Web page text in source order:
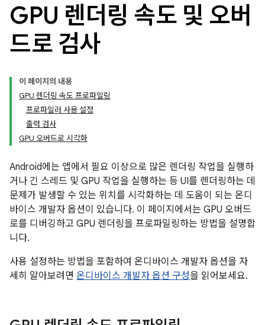
GPU 렌더링 속도 및 오버
드로 검사
이 페이지의 내용
GPU 렌더링 속도 프로파일링
프로파일러 사용 설정
출력 검사
GPU 오버드로 시각화
Android에는 앱에서 필요 이상으로 많은 렌더링 작업을 실행하
거나 긴 스레드 및 GPU 작업을 실행하는 등 UI를 렌더링하는 데
문제가 발생할 수 있는 위치를 시각화하는 데 도움이 되는 온디
바이스 개발자 옵션이 있습니다. 이 페이지에서는 GPU 오버드
로를 디버깅하고 GPU 렌더링을 프로파일링하는 방법을 설명합
니다.
사용 설정하는 방법을 포함하여 온디바이스 개발자 옵션을 자
세히 알아보려면 온디바이스 개발자 옵션 구성을 읽어보세요.